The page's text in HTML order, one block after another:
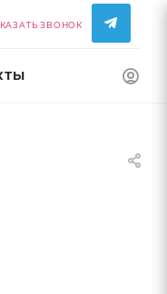
ЗВОНОК